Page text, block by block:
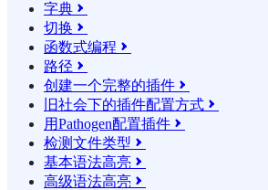
字典 
切换 
函数式编程 
路径 
创建一个完整的插件 
旧社会下的插件配置方式 
用Pathogen配置插件 
检测文件类型 
基本语法高亮 
高级语法高亮 